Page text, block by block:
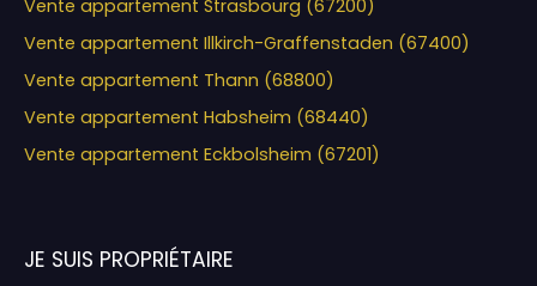
Vente appartement Strasbourg (67200)
Vente appartement Illkirch-Graffenstaden (67400)
Vente appartement Thann (68800)
Vente appartement Habsheim (68440)
Vente appartement Eckbolsheim (67201)
JE SUIS PROPRIÉTAIRE